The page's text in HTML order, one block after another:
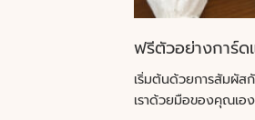
ฟรีตัวอย่างการ์ด
เริ่มต้นด้วยการสัมผั
เราด้วยมือของคุณเอง